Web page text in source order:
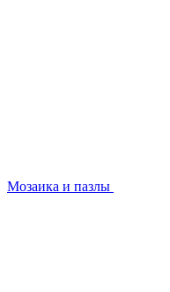
Мозаика и пазлы